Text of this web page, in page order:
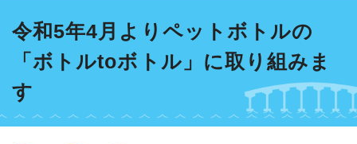
令和5年4月よりペットボトルの
「ボトルtoボトル」に取り組みま
す